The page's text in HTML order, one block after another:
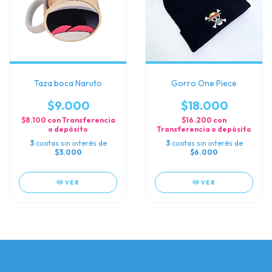
Taza boca Naruto
$9.000
$8.100 conTransferencia
o depósito
3 cuotas sin interés de
$3.000
VER
Gorro One Piece
$18.000
$16.200 con
Transferencia o depósito
3 cuotas sin interés de
$6.000
VER